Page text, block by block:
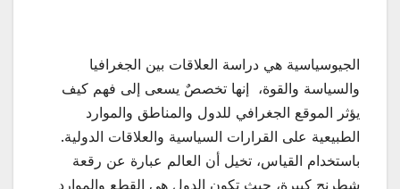
الجيوسياسية هي دراسة العلاقات بين الجغرافيا
والسياسة والقوة، إنها تخصصٌ يسعى إلى فهم كيف
يؤثر الموقع الجغرافي للدول والمناطق والموارد
الطبيعية على القرارات السياسية والعلاقات الدولية.
باستخدام القياس، تخيل أن العالم عبارة عن رقعة
شطرنج كبيرة، حيث تكون الدول هي القطع والموارد